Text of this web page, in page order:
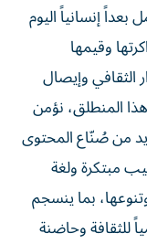
إنسانياً اليوم
وقيمها
الثقافي وإيصال
المنطلق، نؤمن
من صُنّاع المحتوى
مبتكرة ولغة
بما ينسجم
للثقافة وحاضنة